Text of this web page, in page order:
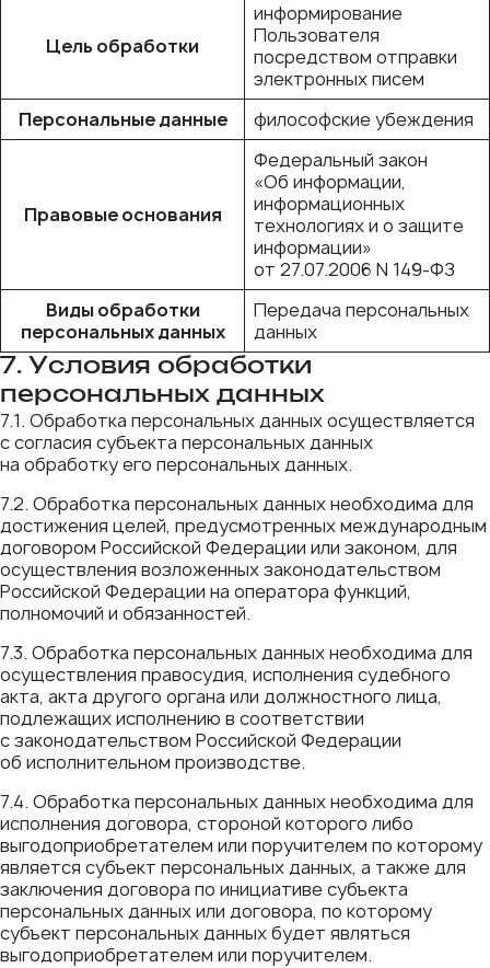
Цель обработки
информирование
Пользователя
посредством отправки
электронных писем
Персональные данные
философские убеждения
Правовые основания
Федеральный закон
«Об информации,
информационных
технологиях и о защите
информации»
от 27.07.2006 N 149-ФЗ
Виды обработки
персональных данных
Передача персональных
данных
7. Условия обработки
персональных данных
7.1. Обработка персональных данных осуществляется
с согласия субъекта персональных данных
на обработку его персональных данных.
7.2. Обработка персональных данных необходима для
достижения целей, предусмотренных международным
договором Российской Федерации или законом, для
осуществления возложенных законодательством
Российской Федерации на оператора функций,
полномочий и обязанностей.
7.3. Обработка персональных данных необходима для
осуществления правосудия, исполнения судебного
акта, акта другого органа или должностного лица,
подлежащих исполнению в соответствии
с законодательством Российской Федерации
об исполнительном производстве.
7.4. Обработка персональных данных необходима для
исполнения договора, стороной которого либо
выгодоприобретателем или поручителем по которому
является субъект персональных данных, а также для
заключения договора по инициативе субъекта
персональных данных или договора, по которому
субъект персональных данных будет являться
выгодоприобретателем или поручителем.